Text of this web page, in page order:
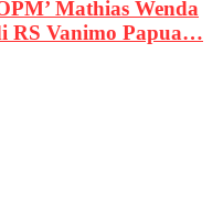
Mathias Wenda
RS Vanimo Papua…